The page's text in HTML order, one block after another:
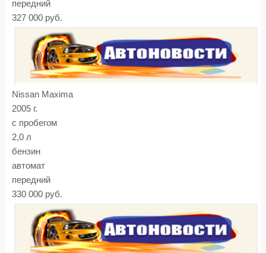
передний
327 000 руб.
Nissan Maxima
2005 г.
с пробегом
2,0 л
бензин
автомат
передний
330 000 руб.